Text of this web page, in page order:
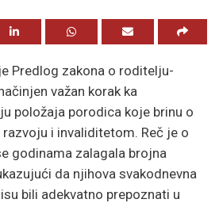
Predlog zakona o roditelju-
važan korak ka
položaja porodica koje brinu o
i invaliditetom. Reč je o
godinama zalagala brojna
da njihova svakodnevna
bili adekvatno prepoznati u